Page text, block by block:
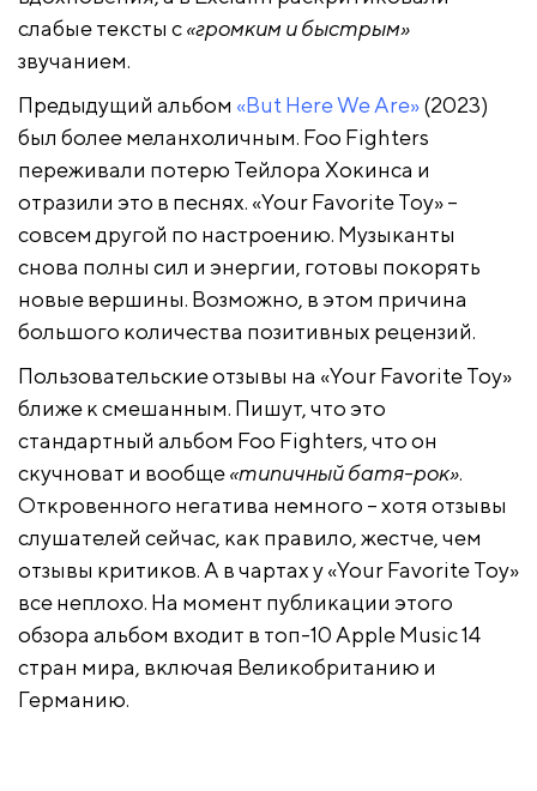
слабые тексты с«громким и быстрым»
звучанием.
Предыдущий альбом «But Here We Are»(2023)
был более меланхоличным. Foo Fighters
переживали потерю Тейлора Хокинса и
отразили это в песнях. «Your Favorite Toy» –
совсем другой по настроению. Музыканты
снова полны сил и энергии, готовы покорять
новые вершины. Возможно, в этом причина
большого количества позитивных рецензий.
Пользовательские отзывы на «Your Favorite Toy»
ближе к смешанным. Пишут, что это
стандартный альбом Foo Fighters, что он
скучноват и вообще«типичный батя-рок».
Откровенного негатива немного – хотя отзывы
слушателей сейчас, как правило, жестче, чем
отзывы критиков. А в чартах у «Your Favorite Toy»
все неплохо. На момент публикации этого
обзора альбом входит в топ-10 Apple Music 14
стран мира, включая Великобританию и
Германию.